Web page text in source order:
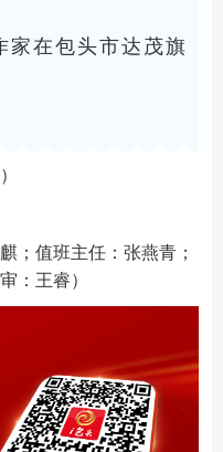
家在包头市达茂旗
；值班主任：张燕青；
：王睿）